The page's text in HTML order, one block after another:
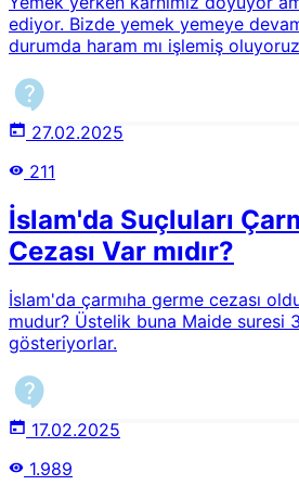
ediyor. Bizde yemek yemeye
durumda haram mı işlemiş
27.02.2025
211
İslam'da Suçluları
Cezası Var mıdır?
İslam'da çarmıha germe cezası
mudur? Üstelik buna Maide suresi
gösteriyorlar.
17.02.2025
1.989